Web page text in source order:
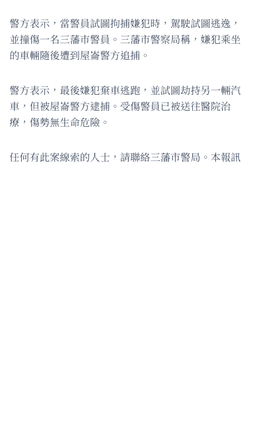
警方表示，當警員試圖拘捕嫌犯時，駕駛試圖逃逸，
並撞傷一名三藩市警員。三藩市警察局稱，嫌犯乘坐
的車輛隨後遭到屋崙警方追捕。
警方表示，最後嫌犯棄車逃跑，並試圖劫持另一輛汽
車，但被屋崙警方逮捕。受傷警員已被送往醫院治
療，傷勢無生命危險。
任何有此案線索的人士，請聯絡三藩市警局。本報訊